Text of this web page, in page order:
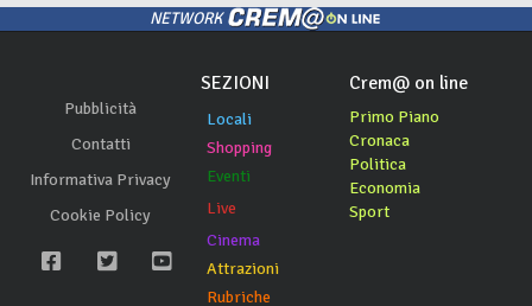
NETWORK
Pubblicità
Contatti
Informativa Privacy
Cookie Policy
SEZIONI
Locali
Shopping
Eventi
Live
Cinema
Attrazioni
Rubriche
Crem@ on line
Primo Piano
Cronaca
Politica
Economia
Sport